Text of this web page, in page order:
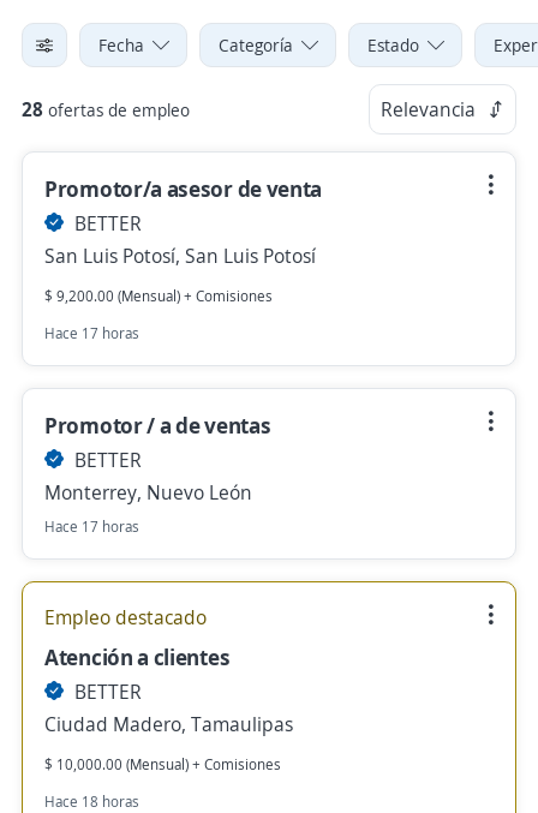
Fecha Categoría Estado
28 ofertas de empleo Relevancia
Promotor/a asesor de venta
BETTER
San Luis Potosí, San Luis Potosí
$ 9,200.00 (Mensual) + Comisiones
Hace 17 horas
Promotor / a de ventas
BETTER
Monterrey, Nuevo León
Hace 17 horas
Empleo destacado
Atención a clientes
BETTER
Ciudad Madero, Tamaulipas
$ 10,000.00 (Mensual) + Comisiones
Hace 18 horas